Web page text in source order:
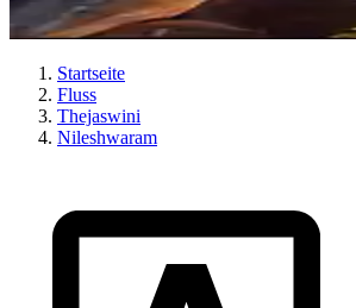
Startseite
Fluss
Thejaswini
Nileshwaram